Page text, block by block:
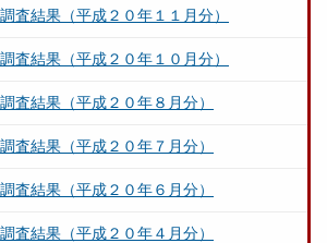
査結果（平成２０年１１月分）
査結果（平成２０年１０月分）
査結果（平成２０年８月分）
査結果（平成２０年７月分）
査結果（平成２０年６月分）
査結果（平成２０年４月分）